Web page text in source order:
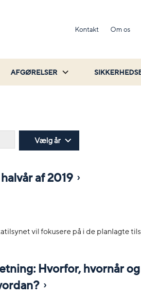
Kontakt Om os
AFGØRELSER
Vælg år
af 2019
vil fokusere på i de planlagte
Hvorfor, hvornår og